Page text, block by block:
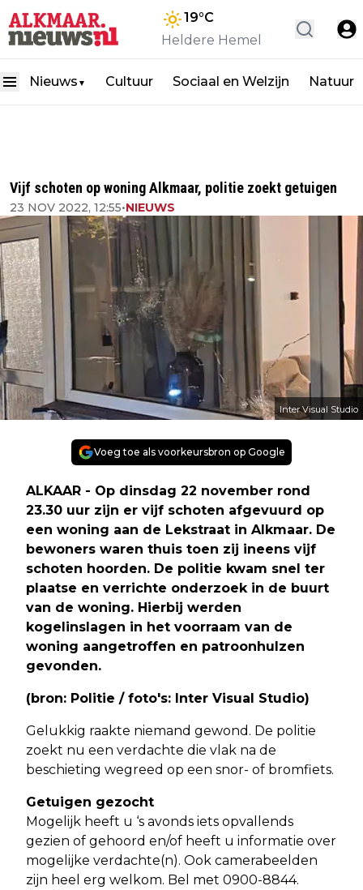
19°C
Heldere Hemel
Nieuws ▼ Cultuur Sociaal en Welzijn Natuur
Vijf schoten op woning Alkmaar, politie zoekt getuigen
23 NOV 2022, 12:55•NIEUWS
Inter Visual Studio
Voeg toe als voorkeursbron op Google
ALKAAR - Op dinsdag 22 november rond
23.30 uur zijn er vijf schoten afgevuurd op
een woning aan de Lekstraat in Alkmaar. De
bewoners waren thuis toen zij ineens vijf
schoten hoorden. De politie kwam snel ter
plaatse en verrichte onderzoek in de buurt
van de woning. Hierbij werden
kogelinslagen in het voorraam van de
woning aangetroffen en patroonhulzen
gevonden.
(bron: Politie / foto's: Inter Visual Studio)
Gelukkig raakte niemand gewond. De politie
zoekt nu een verdachte die vlak na de
beschieting wegreed op een snor- of bromfiets.
Getuigen gezocht
Mogelijk heeft u ‘s avonds iets opvallends
gezien of gehoord en/of heeft u informatie over
mogelijke verdachte(n). Ook camerabeelden
zijn heel erg welkom. Bel met 0900-8844.